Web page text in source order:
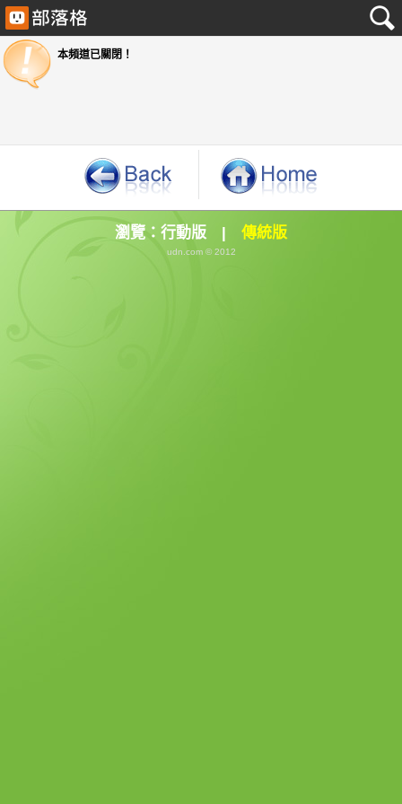
瀏覽： 行動版 | 傳統版
udn.com © 2012